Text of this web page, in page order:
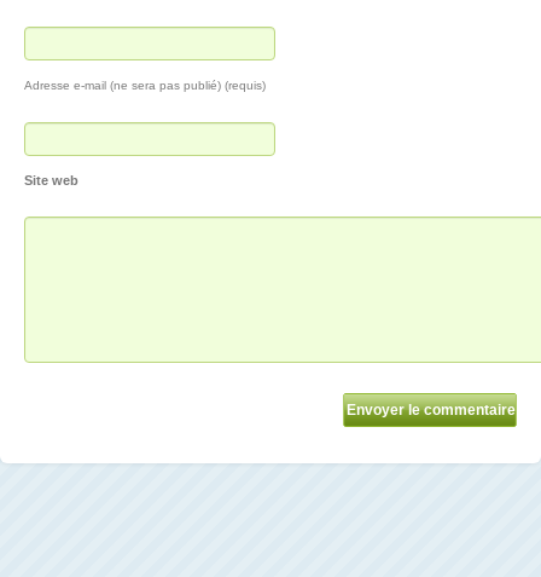
Adresse e-mail (ne sera pas publié) (requis)
Site web